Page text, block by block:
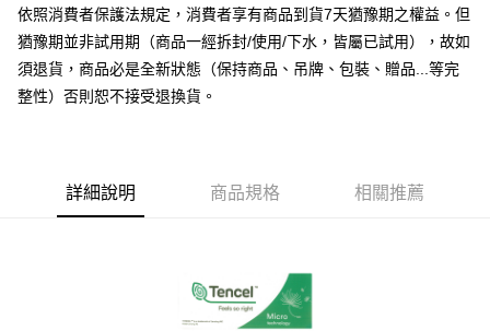
台新國際商業銀行
中國信託商業銀行
台灣樂天信用卡公司
元大商業銀行
永豐商業銀行
玉山商業銀行
星展（台灣）商業銀行
台灣樂天信用卡公司
ATM付款
運送方式
非床墊商品，一般宅配
每筆NT$150，滿NT$1,399(含以上)免運費
依照消費者保護法規定，消費者享有商品到貨7天猶豫期之權益。但
猶豫期並非試用期（商品一經拆封/使用/下水，皆屬已試用），故如
須退貨，商品必是全新狀態（保持商品、吊牌、包裝、贈品...等完
整性）否則恕不接受退換貨。
詳細說明 商品規格 相關推薦